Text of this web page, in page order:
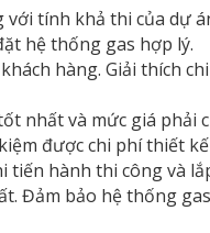
với tính khả thi của dự
hệ thống gas hợp lý.
hàng. Giải thích
nhất và mức giá phải
được chi phí thiết
hành thi công và
Đảm bảo hệ thống